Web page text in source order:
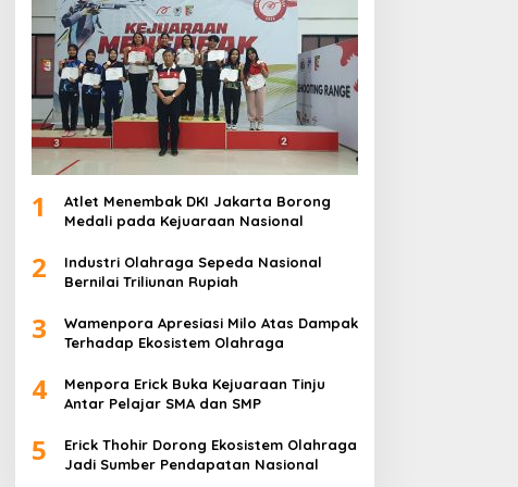
1
Atlet Menembak DKI Jakarta Borong
Medali pada Kejuaraan Nasional
2
Industri Olahraga Sepeda Nasional
Bernilai Triliunan Rupiah
3
Wamenpora Apresiasi Milo Atas Dampak
Terhadap Ekosistem Olahraga
4
Menpora Erick Buka Kejuaraan Tinju
Antar Pelajar SMA dan SMP
5
Erick Thohir Dorong Ekosistem Olahraga
Jadi Sumber Pendapatan Nasional